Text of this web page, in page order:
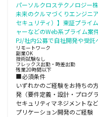
パーソルクロステクノロジー
未来のクルマづくりエンジ
セキュリティ）】東証プライ
ャーなどのWeb系プライム案
PJ/社内公募で自社開発や受託
リモートワーク
副業OK
技術試験なし
フレックス出勤・時差出勤
残業20時間以下
■必須条件
いずれかのご経験をお持ちの
発（要件定義・設計・プログ
セキュリティマネジメントな
プリケーション開発のご経験